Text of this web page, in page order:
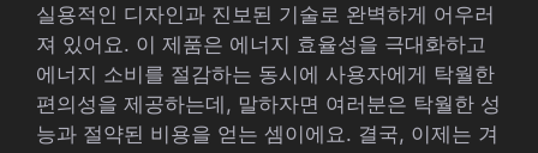
실용적인 디자인과 진보된 기술로 완벽하게 어우러
져 있어요. 이 제품은 에너지 효율성을 극대화하고
에너지 소비를 절감하는 동시에 사용자에게 탁월한
편의성을 제공하는데, 말하자면 여러분은 탁월한 성
능과 절약된 비용을 얻는 셈이에요. 결국, 이제는 겨